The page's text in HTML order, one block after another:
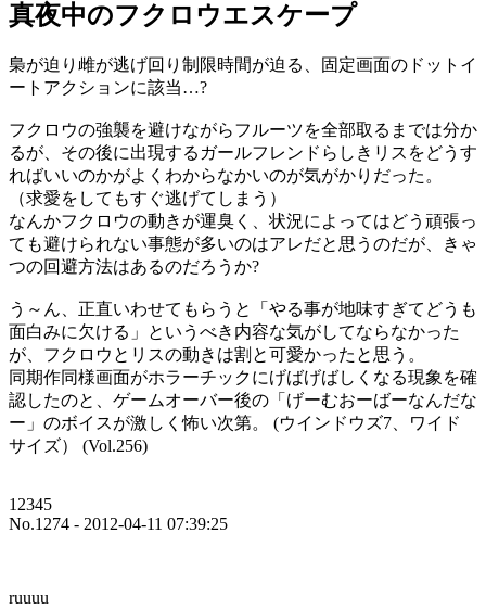
真夜中のフクロウエスケープ
梟が迫り雌が逃げ回り制限時間が迫る、固定画面のドットイ
ートアクションに該当…?
フクロウの強襲を避けながらフルーツを全部取るまでは分か
るが、その後に出現するガールフレンドらしきリスをどうす
ればいいのかがよくわからなかいのが気がかりだった。
（求愛をしてもすぐ逃げてしまう）
なんかフクロウの動きが運臭く、状況によってはどう頑張っ
ても避けられない事態が多いのはアレだと思うのだが、きゃ
つの回避方法はあるのだろうか?
う～ん、正直いわせてもらうと「やる事が地味すぎてどうも
面白みに欠ける」というべき内容な気がしてならなかった
が、フクロウとリスの動きは割と可愛かったと思う。
同期作同様画面がホラーチックにげばげばしくなる現象を確
認したのと、ゲームオーバー後の「げーむおーばーなんだな
ー」のボイスが激しく怖い次第。 (ウインドウズ7、ワイド
サイズ） (Vol.256)
12345
No.1274 - 2012-04-11 07:39:25
ruuuu